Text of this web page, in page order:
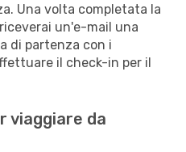
Una volta completata la
un'e-mail una
di partenza con i
il check-in per il
viaggiare da